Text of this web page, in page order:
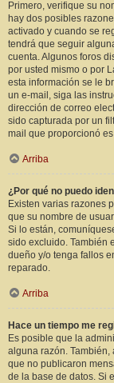
Primero, verifique su
hay dos posibles
activado y cuando se
tendrá que seguir
cuenta. Algunos foros
por usted mismo o por
esta información se le
un e-mail, siga las
dirección de correo
sido capturada por un
mail que proporcionó
Arriba
¿Por qué no puedo
Existen varias razones
que su nombre de
Si lo están,
sido excluido. También
dueño y/o tenga fallos
reparado.
Arriba
Hace un tiempo me
Es posible que la
alguna razón.
que no publicaron
de la base de datos. Si